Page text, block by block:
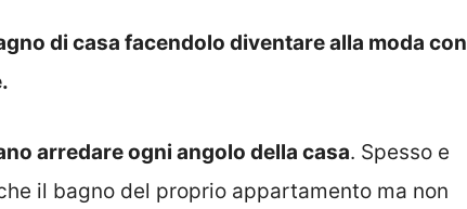
di casa facendolo diventare alla moda con
arredare ogni angolo della casa. Spesso e
il bagno del proprio appartamento ma non